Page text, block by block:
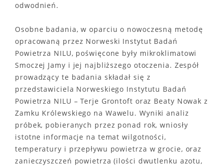
odwodnień.
Osobne badania, w oparciu o nowoczesną metodę
opracowaną przez Norweski Instytut Badań
Powietrza NILU, poświęcone były mikroklimatowi
Smoczej Jamy i jej najbliższego otoczenia. Zespół
prowadzący te badania składał się z
przedstawiciela Norweskiego Instytutu Badań
Powietrza NILU – Terje Grontoft oraz Beaty Nowak z
Zamku Królewskiego na Wawelu. Wyniki analiz
próbek, pobieranych przez ponad rok, wniosły
istotne informacje na temat wilgotności,
temperatury i przepływu powietrza w grocie, oraz
zanieczyszczeń powietrza (ilości dwutlenku azotu,